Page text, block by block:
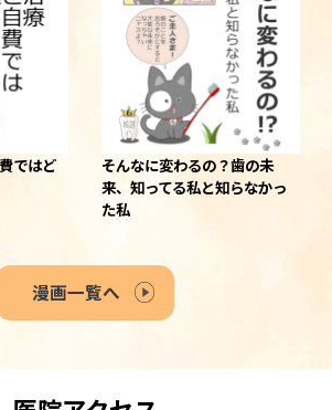
ではど
そんなに変わるの？歯の未
来、知ってる私と知らなかっ
た私
漫画一覧へ